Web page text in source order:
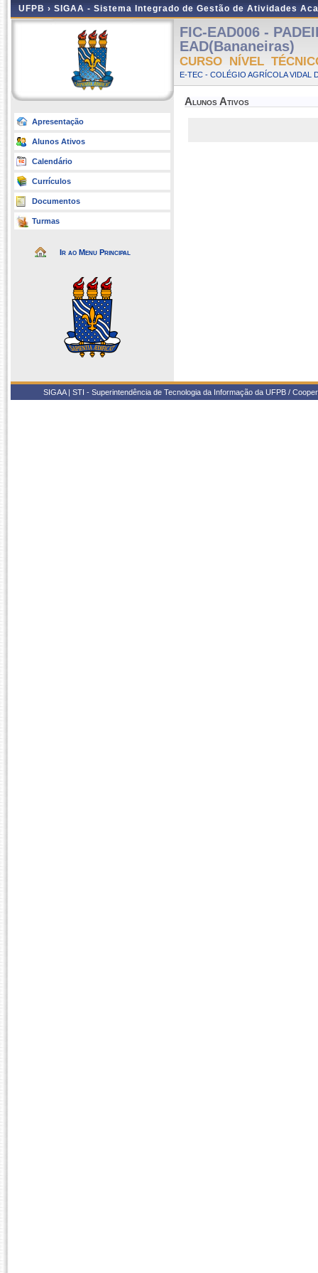
UFPB › SIGAA - Sistema Integrado de Gestão de Atividades
Apresentação
Alunos Ativos
Calendário
Currículos
Documentos
Turmas
Ir ao Menu Principal
FIC-EAD006 -
EAD(Bananeiras)
CURSO NÍVEL
E-TEC - COLÉGIO AGRÍCOLA VIDAL
Alunos Ativos
SIGAA | STI - Superintendência de Tecnologia da Informação da UFPB /